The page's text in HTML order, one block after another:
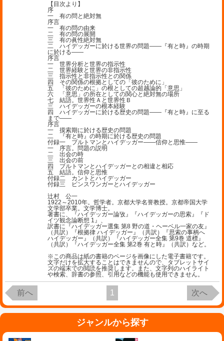
【目次より】
序
一 有の問と絶対無
序言
一 有の問の由来
二 有の問の展開
三 有の眞性絶対無
二 ハイデッガーに於ける世界の問題――『有と時』の時期
に於ける――
序言
一 世界分析と世界の指示性
二 世界経験と世界の非指示性
三 指示性と非指示性との関係
四 その関係の根拠としての「彼のために」
五 「彼のために」の根としての超越論的「意思」
六 「意思」の所在としての関心と絶対無の場所
七 結語。世界性Ａと世界性Ｂ
三 ハイデッガーの根本経験
四 ハイデッガーに於ける歴史の問題――『有と時』に至る
まで――
序言
一 摸索期に於ける歴史の問題
二 『有と時』の時期に於ける歴史の問題
付録一 ブルトマンとハイデッガー――信仰と思惟――
一 序言。問題の説明
二 出会の時
三 出会の前
四 ブルトマンとハイデッガーとの相違と相応
五 結語。信仰と思惟
付録二 カントとハイデッガー
付録三 ビンスワンガーとハイデッガー
辻村 公一
1922～2010年。哲学者。京都大学名誉教授。京都帝国大学
文学部卒業。文学博士。
著書に、『ハイデッガー論攷』『ハイデッガーの思索』『ド
イツ観念論断想 1』、
訳書に『ハイデッガー選集 第8 野の道・ヘーベル一家の友』
（共訳）『根拠律 ハイデッガー』（共訳）『思索の事柄へ
ハイデッガー』（共訳）『ハイデッガー全集 第9巻 道標』
（共訳）『ハイデッガー全集 第2巻 有と時』（共訳）など。
※この商品は紙の書籍のページを画像にした電子書籍です。
文字だけを拡大することはできませんので、タブレットサイ
ズの端末での閲読を推奨します。また、文字列のハイライト
や検索、辞書の参照、引用などの機能も使用できません。
前へ 1 次へ
ジャンルから探す